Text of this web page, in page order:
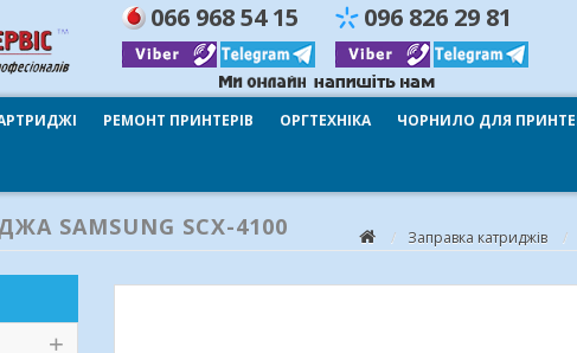
066 968 54 15 096 826 29 81
РЕМОНТ ПРИНТЕРІВ ОРГТЕХНІКА ЧОРНИЛО ДЛЯ
Заправка катриджів
SAMSUNG SCX-4100